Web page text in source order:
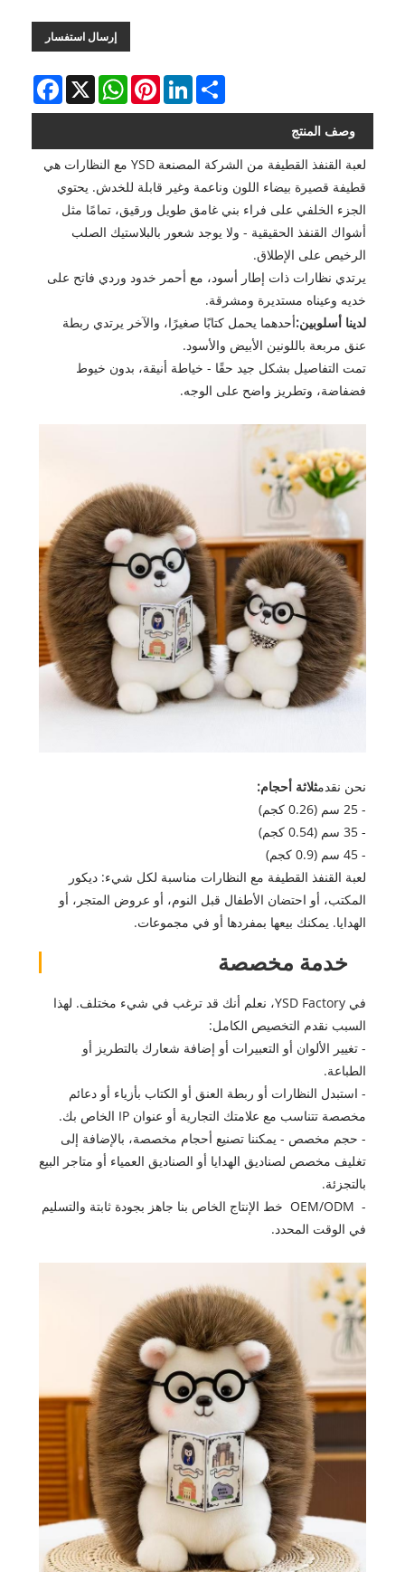
إرسال استفسار
Facebook X
WhatsAppPinterestLinkedInShare
وصف المنتج
لعبة القنفذ القطيفة من الشركة المصنعة YSD مع النظارات هي
قطيفة قصيرة بيضاء اللون وناعمة وغير قابلة للخدش. يحتوي
الجزء الخلفي على فراء بني غامق طويل ورقيق، تمامًا مثل
أشواك القنفذ الحقيقية - ولا يوجد شعور بالبلاستيك الصلب
الرخيص على الإطلاق.
يرتدي نظارات ذات إطار أسود، مع أحمر خدود وردي فاتح على
خديه وعيناه مستديرة ومشرقة.
لدينا أسلوبين:أحدهما يحمل كتابًا صغيرًا، والآخر يرتدي ربطة
عنق مربعة باللونين الأبيض والأسود.
تمت التفاصيل بشكل جيد حقًا - خياطة أنيقة، بدون خيوط
فضفاضة، وتطريز واضح على الوجه.
نحن نقدمثلاثة أحجام:
- 25 سم (0.26 كجم)
- 35 سم (0.54 كجم)
- 45 سم (0.9 كجم)
لعبة القنفذ القطيفة مع النظارات مناسبة لكل شيء: ديكور
المكتب، أو احتضان الأطفال قبل النوم، أو عروض المتجر، أو
الهدايا. يمكنك بيعها بمفردها أو في مجموعات.
خدمة مخصصة
في YSD Factory، نعلم أنك قد ترغب في شيء مختلف. لهذا
السبب نقدم التخصيص الكامل:
- تغيير الألوان أو التعبيرات أو إضافة شعارك بالتطريز أو
الطباعة.
- استبدل النظارات أو ربطة العنق أو الكتاب بأزياء أو دعائم
مخصصة تتناسب مع علامتك التجارية أو عنوان IP الخاص بك.
- حجم مخصص - يمكننا تصنيع أحجام مخصصة، بالإضافة إلى
تغليف مخصص لصناديق الهدايا أو الصناديق العمياء أو متاجر البيع
بالتجزئة.
- OEM/ODM خط الإنتاج الخاص بنا جاهز بجودة ثابتة والتسليم
في الوقت المحدد.